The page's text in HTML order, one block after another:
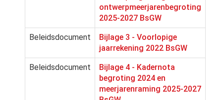
ontwerpmeerjarenbegroting
2025-2027 BsGW
Beleidsdocument
Bijlage 3 - Voorlopige
jaarrekening 2022 BsGW
Beleidsdocument
Bijlage 4 - Kadernota
begroting 2024 en
meerjarenraming 2025-2027